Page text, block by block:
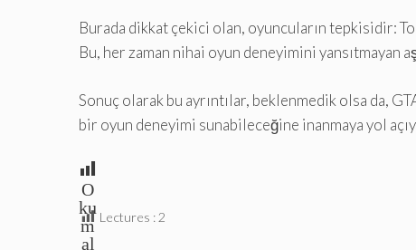
Burada dikkat çekici olan, oyuncuların tepkisidir:
Bu, her zaman nihai oyun deneyimini yansıtmayan
Sonuç olarak bu ayrıntılar, beklenmedik olsa da,
bir oyun deneyimi sunabileceğine inanmaya yol
O
ku
m
al
Lectures : 2